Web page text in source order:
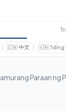
🇨🇳 中文 🇻🇳Tiếng